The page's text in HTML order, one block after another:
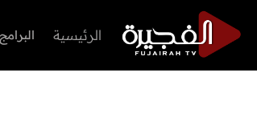
الرئيسية البرامج